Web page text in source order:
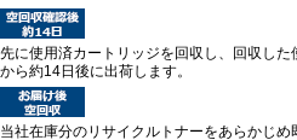
先に使用済カートリッジを回収し、回収し
から約14日後に出荷します。
当社在庫分のリサイクルトナーをあらかじ